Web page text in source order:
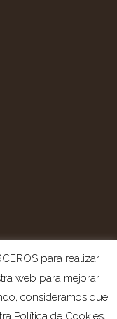
para realizar
web para mejorar
consideramos que
Política de Cookies,